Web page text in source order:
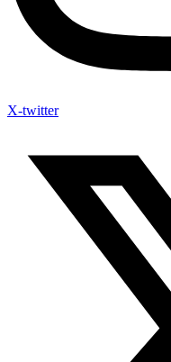
X-twitter